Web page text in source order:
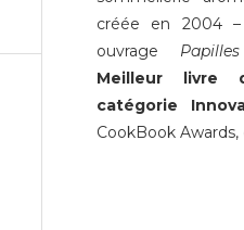
créée en 2004
ouvrage
Meilleur livre
catégorie
CookBook Awards,